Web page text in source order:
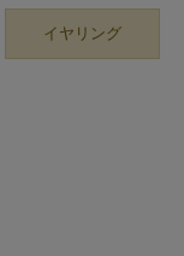
イヤリング